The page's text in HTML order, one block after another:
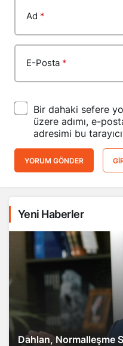
Ad *
E-Posta *
Bir dahaki sefere
üzere adımı, e-
adresimi bu
YORUM GÖNDER
Yeni Haberler
Dahlan, Normalleşme